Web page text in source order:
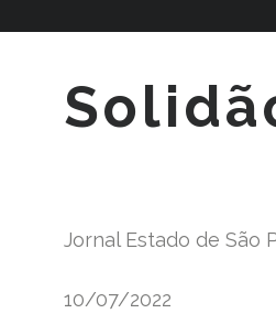
Jornal Estado de São
10/07/2022